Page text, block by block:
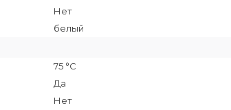
Нет
белый
75 °C
Да
Нет